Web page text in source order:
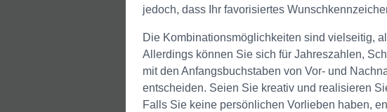
jedoch, dass Ihr favorisiertes
Die Kombinationsmöglichkeiten sind vielseitig,
Allerdings können Sie sich für Jahreszahlen,
mit den Anfangsbuchstaben von Vor- und
entscheiden. Seien Sie kreativ und realisieren
Falls Sie keine persönlichen Vorlieben haben,